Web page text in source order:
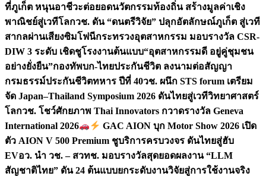
ที่ภูเก็ต หนุนอาชีวะต่อยอดนวัตกรรมท้องถิ่น สร้างมูลค่าเชิง
พาณิชย์สู่เวทีโลกวช. ดัน “ดนตรีวิจัย” ปลุกอัตลักษณ์ภูเก็ต สู่เวที
สากลผ่านเสียงซิมโฟนีกระทรวงอุตสาหกรรม มอบรางวัล CSR-
DIW 3 ระดับ เชิดชูโรงงานต้นแบบ“อุตสาหกรรมดี อยู่คู่ชุมชน
อย่างยั่งยืน”กองทัพบก-ไทยประกันชีวิต ลงนามต่อสัญญา
กรมธรรม์ประกันชีวิตทหาร ปีที่ 40วช. ผนึก STS forum เตรียม
จัด Japan–Thailand Symposium 2026 ดันไทยสู่เวทีวิทยาศาสตร์
โลกวช. โชว์ศักยภาพ Thai Innovators กวาดรางวัล Geneva
International 2026
GAC AION บุก Motor Show 2026 เปิด
ตัว AION V 500 Premium ชูบริการครบวงจร ดันไทยสู่ฮับ
EVอว. นำ วช. – สวทช. มอบรางวัลสุดยอดผลงาน “LLM
สัญชาติไทย” ดัน 24 ต้นแบบยกระดับงานวิจัยสู่การใช้งานจริง